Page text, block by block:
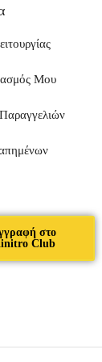
Μου
στο
Club